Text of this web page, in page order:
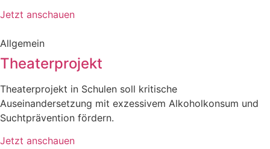
Jetzt anschauen
Allgemein
Theaterprojekt
Theaterprojekt in Schulen soll kritische
Auseinandersetzung mit exzessivem Alkoholkonsum und
Suchtprävention fördern.
Jetzt anschauen